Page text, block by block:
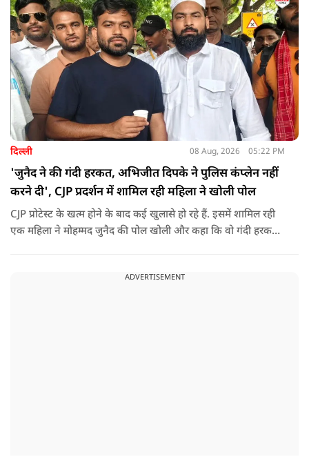
दिल्ली 08 Aug, 2026 05:22 PM
'जुनैद ने की गंदी हरकत, अभिजीत दिपके ने पुलिस कंप्लेन नहीं
करने दी', CJP प्रदर्शन में शामिल रही महिला ने खोली पोल
CJP प्रोटेस्ट के खत्म होने के बाद कई खुलासे हो रहे हैं. इसमें शामिल रही
एक महिला ने मोहम्मद जुनैद की पोल खोली और कहा कि वो गंदी हरकतें
ADVERTISEMENT